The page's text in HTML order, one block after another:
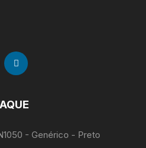
- Genérico - Preto